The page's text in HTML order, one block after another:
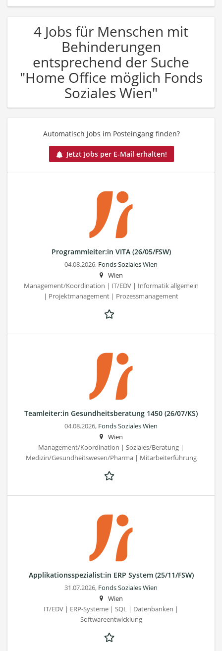
4 Jobs für Menschen mit
Behinderungen
entsprechend der Suche
"Home Office möglich Fonds
Soziales Wien"
Automatisch Jobs im Posteingang finden?
Jetzt Jobs per E-Mail erhalten!
Programmleiter:in VITA (26/05/FSW)
04.08.2026, Fonds Soziales Wien
Wien
Management/Koordination | IT/EDV | Informatik allgemein
| Projektmanagement | Prozessmanagement
Teamleiter:in Gesundheitsberatung 1450 (26/07/KS)
04.08.2026, Fonds Soziales Wien
Wien
Management/Koordination | Soziales/Beratung |
Medizin/Gesundheitswesen/Pharma | Mitarbeiterführung
Applikationsspezialist:in ERP System (25/11/FSW)
31.07.2026, Fonds Soziales Wien
Wien
IT/EDV | ERP-Systeme | SQL | Datenbanken |
Softwareentwicklung